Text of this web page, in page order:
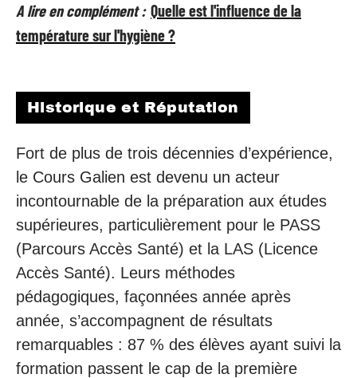
A lire en complément : Quelle est l'influence de la
température sur l'hygiène ?
Historique et Réputation
Fort de plus de trois décennies d’expérience,
le Cours Galien est devenu un acteur
incontournable de la préparation aux études
supérieures, particulièrement pour le PASS
(Parcours Accès Santé) et la LAS (Licence
Accès Santé). Leurs méthodes
pédagogiques, façonnées année après
année, s’accompagnent de résultats
remarquables : 87 % des élèves ayant suivi la
formation passent le cap de la première